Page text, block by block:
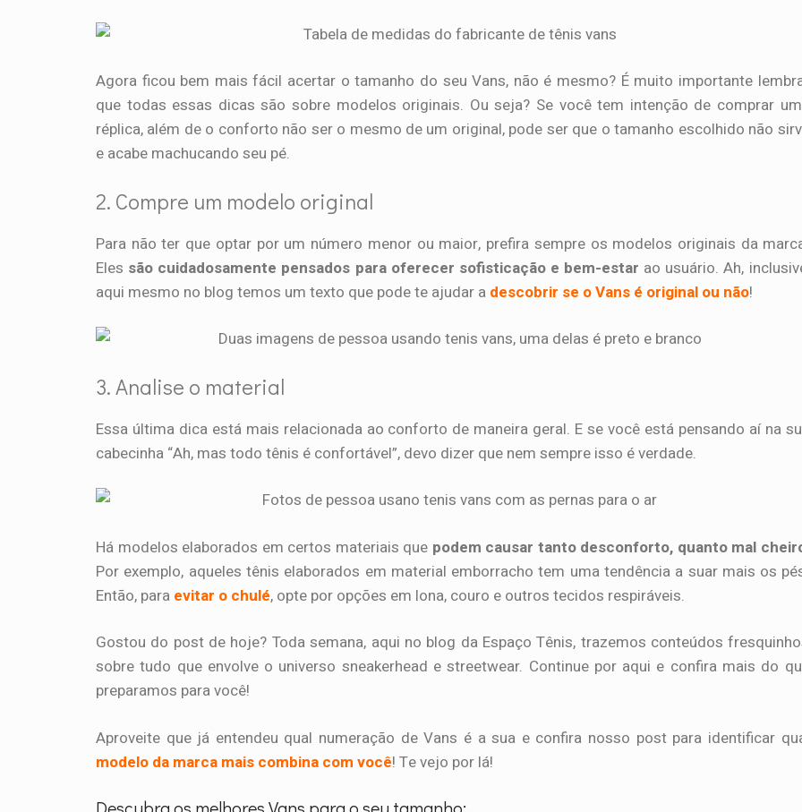
Agora ficou bem mais fácil acertar o tamanho do seu Vans, não é mesmo? É muito importante
que todas essas dicas são sobre modelos originais. Ou seja? Se você tem intenção de comprar
réplica, além de o conforto não ser o mesmo de um original, pode ser que o tamanho escolhido não
e acabe machucando seu pé.
2. Compre um modelo original
Para não ter que optar por um número menor ou maior, prefira sempre os modelos originais da
Eles são cuidadosamente pensados para oferecer sofisticação e bem-estar ao usuário. Ah,
aqui mesmo no blog temos um texto que pode te ajudar a descobrir se o Vans é original ou não!
3. Analise o material
Essa última dica está mais relacionada ao conforto de maneira geral. E se você está pensando aí na
cabecinha “Ah, mas todo tênis é confortável”, devo dizer que nem sempre isso é verdade.
Há modelos elaborados em certos materiais que podem causar tanto desconforto, quanto mal
Por exemplo, aqueles tênis elaborados em material emborracho tem uma tendência a suar mais os
Então, para evitar o chulé, opte por opções em lona, couro e outros tecidos respiráveis.
Gostou do post de hoje? Toda semana, aqui no blog da Espaço Tênis, trazemos conteúdos
sobre tudo que envolve o universo sneakerhead e streetwear. Continue por aqui e confira mais do
preparamos para você!
Aproveite que já entendeu qual numeração de Vans é a sua e confira nosso post para identificar
modelo da marca mais combina com você! Te vejo por lá!